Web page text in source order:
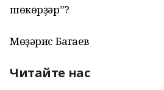
шөкөрҙәр”?
Мөҙәрис Багаев
Читайте нас